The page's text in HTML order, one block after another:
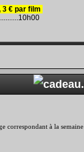
3 € par film
correspondant à la